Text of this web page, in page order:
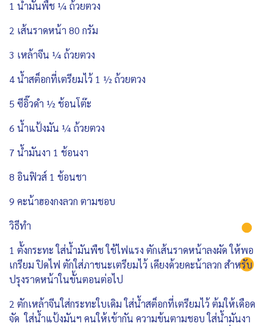
1 น้ำมันพืช ¼ ถ้วยตวง
2 เส้นราดหน้า 80 กรัม
3 เหล้าจีน ¼ ถ้วยตวง
4 น้ำสต็อกที่เตรียมไว้ 1 ½ ถ้วยตวง
5 ซีอิ๊วดำ ½ ช้อนโต๊ะ
6 น้ำแป้งมัน ¼ ถ้วยตวง
7 น้ำมันงา 1 ช้อนงา
8 อินฟิวส์ 1 ช้อนชา
9 คะน้าฮองกงลวก ตามชอบ
วิธีทำ
1 ตั้งกระทะ ใส่น้ำมันพืช ใช้ไฟแรง ตักเส้นราดหน้าลงผัด ให้พอ
เกรียม ปิดไฟ ตักใส่ภาชนะเตรียมไว้ เคียงด้วยคะน้าลวก สำหรับ
ปรุงราดหน้าในขั้นตอนต่อไป
2 ตักเหล้าจีนใส่กระทะใบเดิม ใส่น้ำสต็อกที่เตรียมไว้ ต้มให้เดือด
จัด ใส่น้ำแป้งมันฯ คนให้เข้ากัน ความข้นตามชอบ ใส่น้ำมันงา